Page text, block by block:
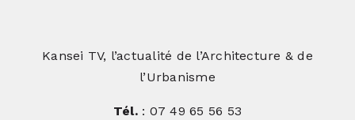
Kansei TV, l’actualité de l’Architecture & de
l’Urbanisme
Tél.: 07 49 65 56 53